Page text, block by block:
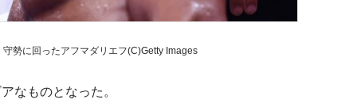
勢に回ったアフマダリエフ(C)Getty Images
なものとなった。